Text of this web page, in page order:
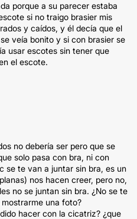
porque a su parecer estaba
si no traigo brasier mis
y caídos, y él decía que el
veía bonito y si con brasier se
usar escotes sin tener que
el escote.
no debería ser pero que se
solo pasa con bra, ni con
se te van a juntar sin bra, es un
nos hacen creer, pero no,
no se juntan sin bra. ¿No se te
una foto?
hacer con la cicatriz? ¿que